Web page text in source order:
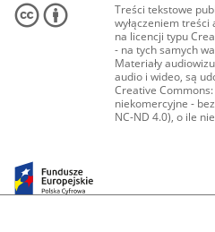
Treści tekstowe
wyłączeniem
na licencji typu
- na tych samych
Materiały
audio i wideo, są
Creative
niekomercyjne -
NC-ND 4.0), o ile